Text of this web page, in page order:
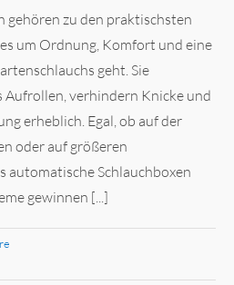
zu den praktischsten
um Ordnung, Komfort und eine
geht. Sie
Aufrollen, verhindern Knicke und
erheblich. Egal, ob auf der
oder auf größeren
automatische Schlauchboxen
gewinnen [...]